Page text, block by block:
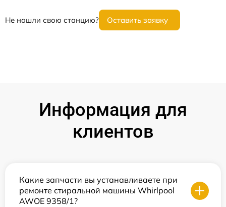
Не нашли свою станцию? Оставить заявку
Информация для
клиентов
Какие запчасти вы устанавливаете при
ремонте стиральной машины Whirlpool
AWOE 9358/1?